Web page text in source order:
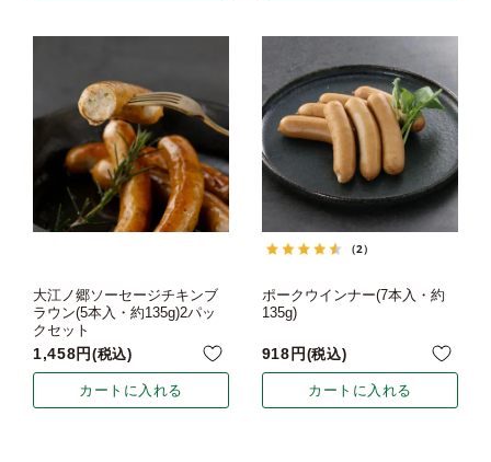
大江ノ郷ソーセージチキンブ
ラウン(5本入・約135g)2パッ
クセット
1,458 税込
カートに入れる
（2）
ポークウインナー(7本入・約
135g)
918 税込
カートに入れる